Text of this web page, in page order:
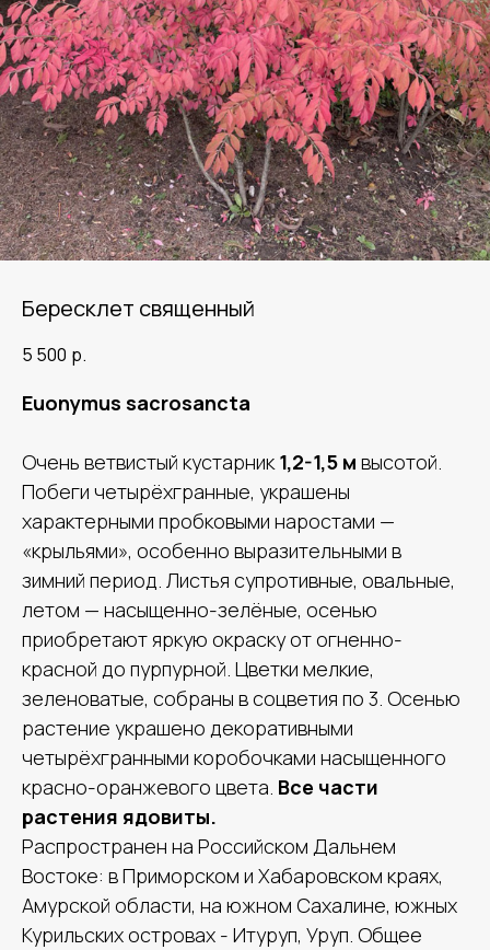
Бересклет священный
5 500 р.
Euonymus sacrosancta
Очень ветвистый кустарник1,2-1,5 м высотой.
Побеги четырёхгранные, украшены
характерными пробковыми наростами —
«крыльями», особенно выразительными в
зимний период. Листья супротивные, овальные,
летом — насыщенно-зелёные, осенью
приобретают яркую окраску от огненно-
красной до пурпурной. Цветки мелкие,
зеленоватые, собраны в соцветия по 3. Осенью
растение украшено декоративными
четырёхгранными коробочками насыщенного
красно-оранжевого цвета. Все части
растения ядовиты.
Распространен на Российском Дальнем
Востоке: в Приморском и Хабаровском краях,
Амурской области, на южном Сахалине, южных
Курильских островах - Итуруп, Уруп. Общее